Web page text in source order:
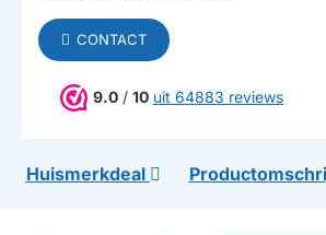
CONTACT
9.0 / 10 uit 64883 reviews
Huismerkdeal